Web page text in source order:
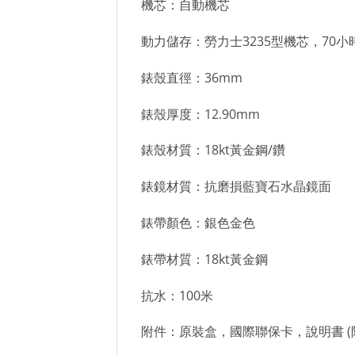
機芯：自動機芯
動力儲存：勞力士3235型機芯，70小
錶殼直徑：36mm
錶殼厚度：12.90mm
錶殼材質：18kt黃金鋼/鑽
錶鏡材質：抗磨損藍寶石水晶鏡面
錶帶顏色：銀色金色
錶帶材質：18kt黃金鋼
抗水：100米
附件：原裝盒，國際聯保卡，說明書 (